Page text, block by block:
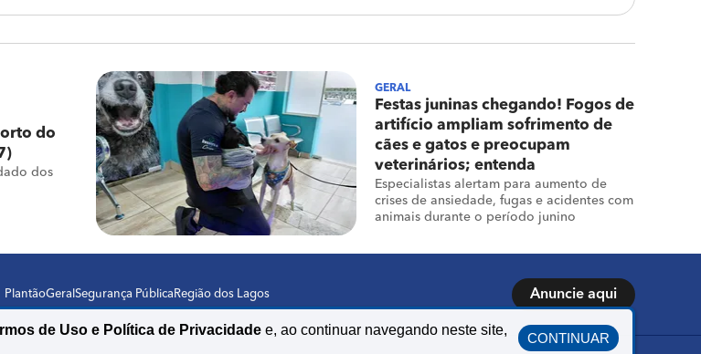
do
dos
GERAL
Festas juninas chegando! Fogos de
artifício ampliam sofrimento de
cães e gatos e preocupam
veterinários; entenda
Especialistas alertam para aumento de
crises de ansiedade, fugas e acidentes com
animais durante o período junino
de Uso e Política de Privacidade e, ao continuar navegando neste site,
CONTINUAR
PlantãoGeral Segurança Pública Região dos Lagos Anuncie aqui